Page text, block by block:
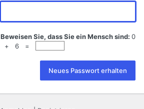
Beweisen Sie, dass Sie ein Mensch sind: 0
+ 6 =